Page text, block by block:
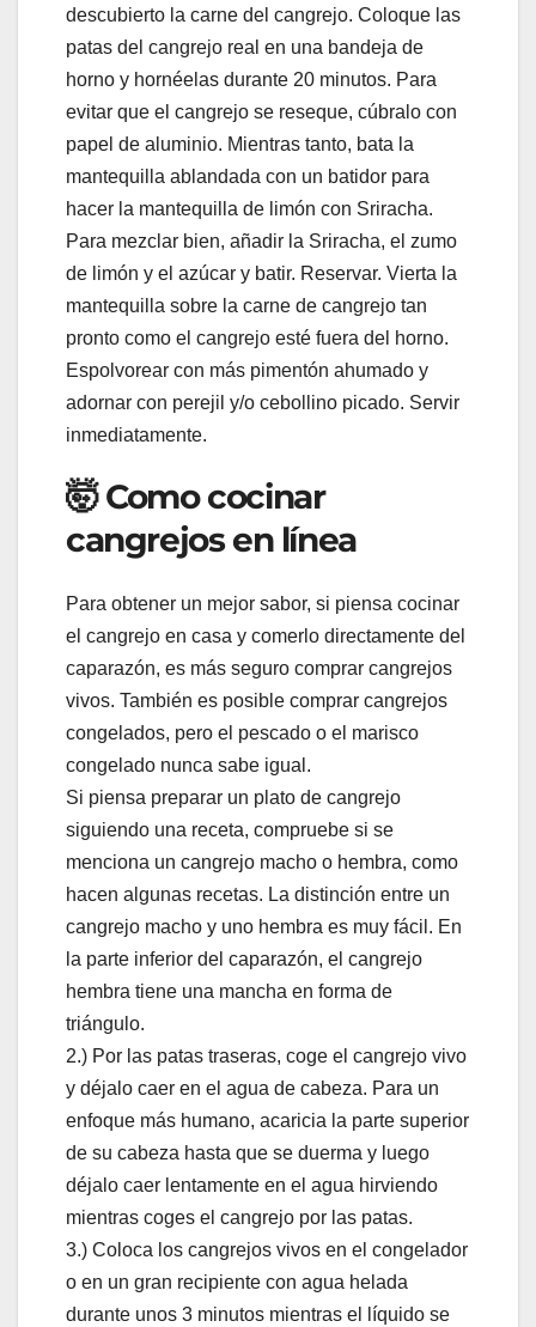
descubierto la carne del cangrejo. Coloque las
patas del cangrejo real en una bandeja de
horno y hornéelas durante 20 minutos. Para
evitar que el cangrejo se reseque, cúbralo con
papel de aluminio. Mientras tanto, bata la
mantequilla ablandada con un batidor para
hacer la mantequilla de limón con Sriracha.
Para mezclar bien, añadir la Sriracha, el zumo
de limón y el azúcar y batir. Reservar. Vierta la
mantequilla sobre la carne de cangrejo tan
pronto como el cangrejo esté fuera del horno.
Espolvorear con más pimentón ahumado y
adornar con perejil y/o cebollino picado. Servir
inmediatamente.
🤯 Como cocinar
cangrejos en línea
Para obtener un mejor sabor, si piensa cocinar
el cangrejo en casa y comerlo directamente del
caparazón, es más seguro comprar cangrejos
vivos. También es posible comprar cangrejos
congelados, pero el pescado o el marisco
congelado nunca sabe igual.
Si piensa preparar un plato de cangrejo
siguiendo una receta, compruebe si se
menciona un cangrejo macho o hembra, como
hacen algunas recetas. La distinción entre un
cangrejo macho y uno hembra es muy fácil. En
la parte inferior del caparazón, el cangrejo
hembra tiene una mancha en forma de
triángulo.
2.) Por las patas traseras, coge el cangrejo vivo
y déjalo caer en el agua de cabeza. Para un
enfoque más humano, acaricia la parte superior
de su cabeza hasta que se duerma y luego
déjalo caer lentamente en el agua hirviendo
mientras coges el cangrejo por las patas.
3.) Coloca los cangrejos vivos en el congelador
o en un gran recipiente con agua helada
durante unos 3 minutos mientras el líquido se